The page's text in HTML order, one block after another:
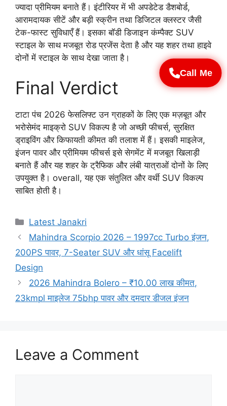
Call Me
ज्यादा प्रीमियम बनाते हैं। इंटीरियर में भी अपडेटेड डैशबोर्ड,
आरामदायक सीटें और बड़ी स्क्रीन तथा डिजिटल क्लस्टर जैसी
टेक-फास्ट सुविधाएँ हैं। इसका बॉडी डिजाइन कंम्पैक्ट SUV
स्टाइल के साथ मजबूत रोड प्रजेंस देता है और यह शहर तथा हाइवे
दोनों में स्टाइल के साथ देखा जाता है।
Final Verdict
टाटा पंच 2026 फेसलिफ्ट उन ग्राहकों के लिए एक मज़बूत और
भरोसेमंद माइक्रो SUV विकल्प है जो अच्छी फीचर्स, सुरक्षित
ड्राइविंग और किफायती कीमत की तलाश में हैं। इसकी माइलेज,
इंजन पावर और प्रीमियम फीचर्स इसे सेगमेंट में मजबूत खिलाड़ी
बनाते हैं और यह शहर के ट्रैफिक और लंबी यात्राओं दोनों के लिए
उपयुक्त है। overall, यह एक संतुलित और वर्थी SUV विकल्प
साबित होती है।
Categories
Latest Janakri
Mahindra Scorpio 2026 – 1997cc Turbo इंजन,
200PS पावर, 7-Seater SUV और धांसू Facelift
Design
2026 Mahindra Bolero – ₹10.00 लाख कीमत,
23kmpl माइलेज 75bhp पावर और दमदार डीजल इंजन
Leave a Comment